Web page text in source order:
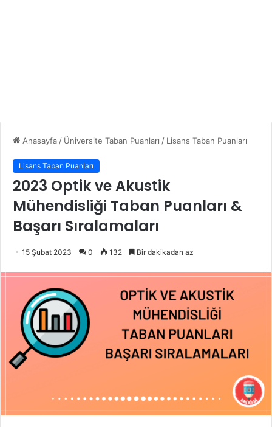
Anasayfa / Üniversite Taban Puanları / Lisans Taban Puanları
Lisans Taban Puanları
2023 Optik ve Akustik
Mühendisliği Taban Puanları &
Başarı Sıralamaları
15 Şubat 2023 0 132 Bir dakikadan az